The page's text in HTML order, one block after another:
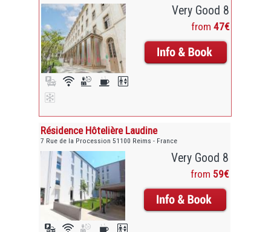
Very Good 8
from 47€
Résidence Hôtelière Laudine
7 Rue de la Procession 51100 Reims - France
Very Good 8
from 59€